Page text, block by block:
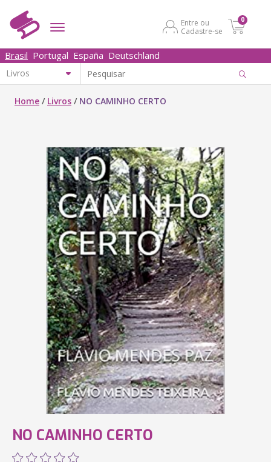
Entre ou
Cadastre-se
0
Brasil Portugal España Deutschland
Home / Livros / NO CAMINHO CERTO
NO CAMINHO CERTO